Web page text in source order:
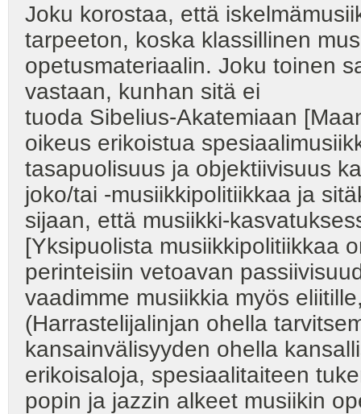
Joku korostaa, että
tarpeeton, koska klassillinen
opetusmateriaalin. Joku toinen
vastaan, kunhan sitä ei
tuoda Sibelius-Akatemiaan
oikeus erikoistua
tasapuolisuus ja objektiivisuus
joko/tai -musiikkipolitiikkaa ja
sijaan, että musiikki-
[Yksipuolista musiikkipolitiikkaa
perinteisiin vetoavan
vaadimme musiikkia myös
(Harrastelijalinjan ohella
kansainvälisyyden ohella
erikoisaloja, spesiaalitaiteen
popin ja jazzin alkeet musiikin